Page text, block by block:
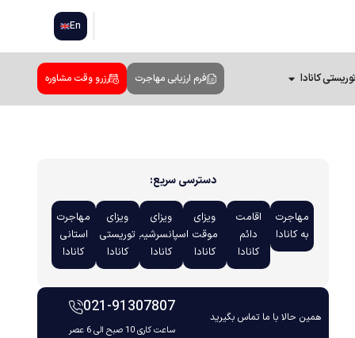
En
کانادا فرم ارزیابی مهاجرت رزرو وقت مشاوره
دسترسی سریع:
مهاجرت
به کانادا
اقامت
دائم
کانادا
ویزای
موقت
کانادا
ویزای
اسپانسرشیپ
کانادا
ویزای
توریستی
کانادا
مهاجرت
استانی
کانادا
همین حالا با ما تماس بگیرید 021-91307807
ساعت کاری 10 صبح الی 6 عصر